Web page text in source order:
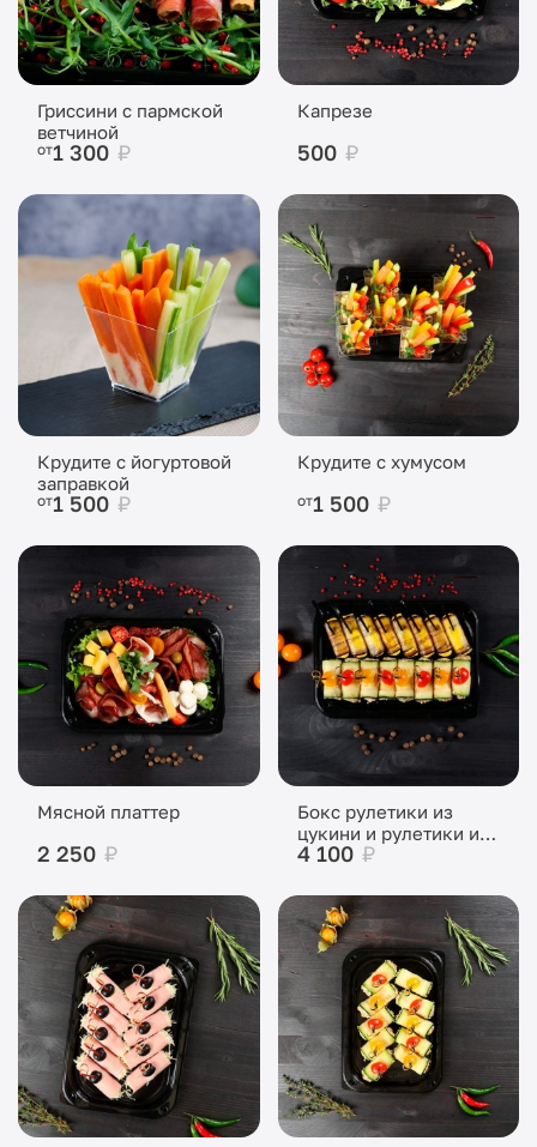
Гриссини с пармской
ветчиной
от1 300 ₽
Капрезе
500 ₽
Крудите с йогуртовой
заправкой
от1 500 ₽
Крудите с хумусом
от1 500 ₽
Мясной платтер
2 250 ₽
Бокс рулетики из
цукини и рулетики из
баклажана
4 100 ₽